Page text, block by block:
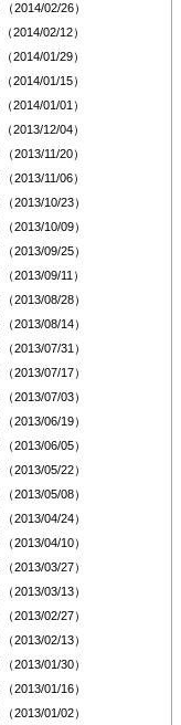
（2014/02/26）
（2014/02/12）
（2014/01/29）
（2014/01/15）
（2014/01/01）
（2013/12/04）
（2013/11/20）
（2013/11/06）
（2013/10/23）
（2013/10/09）
（2013/09/25）
（2013/09/11）
（2013/08/28）
（2013/08/14）
（2013/07/31）
（2013/07/17）
（2013/07/03）
（2013/06/19）
（2013/06/05）
（2013/05/22）
（2013/05/08）
（2013/04/24）
（2013/04/10）
（2013/03/27）
（2013/03/13）
（2013/02/27）
（2013/02/13）
（2013/01/30）
（2013/01/16）
（2013/01/02）